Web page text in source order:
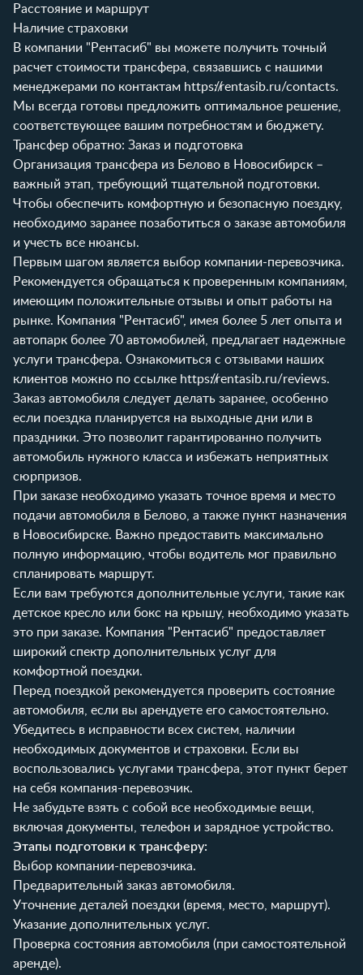
Расстояние и маршрут
Наличие страховки
В компании "Рентасиб" вы можете получить точный
расчет стоимости трансфера, связавшись с нашими
менеджерами по контактам https://rentasib.ru/contacts.
Мы всегда готовы предложить оптимальное решение,
соответствующее вашим потребностям и бюджету.
Трансфер обратно: Заказ и подготовка
Организация трансфера из Белово в Новосибирск –
важный этап, требующий тщательной подготовки.
Чтобы обеспечить комфортную и безопасную поездку,
необходимо заранее позаботиться о заказе автомобиля
и учесть все нюансы.
Первым шагом является выбор компании-перевозчика.
Рекомендуется обращаться к проверенным компаниям,
имеющим положительные отзывы и опыт работы на
рынке. Компания "Рентасиб", имея более 5 лет опыта и
автопарк более 70 автомобилей, предлагает надежные
услуги трансфера. Ознакомиться с отзывами наших
клиентов можно по ссылке https://rentasib.ru/reviews.
Заказ автомобиля следует делать заранее, особенно
если поездка планируется на выходные дни или в
праздники. Это позволит гарантированно получить
автомобиль нужного класса и избежать неприятных
сюрпризов.
При заказе необходимо указать точное время и место
подачи автомобиля в Белово, а также пункт назначения
в Новосибирске. Важно предоставить максимально
полную информацию, чтобы водитель мог правильно
спланировать маршрут.
Если вам требуются дополнительные услуги, такие как
детское кресло или бокс на крышу, необходимо указать
это при заказе. Компания "Рентасиб" предоставляет
широкий спектр дополнительных услуг для
комфортной поездки.
Перед поездкой рекомендуется проверить состояние
автомобиля, если вы арендуете его самостоятельно.
Убедитесь в исправности всех систем, наличии
необходимых документов и страховки. Если вы
воспользовались услугами трансфера, этот пункт берет
на себя компания-перевозчик.
Не забудьте взять с собой все необходимые вещи,
включая документы, телефон и зарядное устройство.
Этапы подготовки к трансферу:
Выбор компании-перевозчика.
Предварительный заказ автомобиля.
Уточнение деталей поездки (время, место, маршрут).
Указание дополнительных услуг.
Проверка состояния автомобиля (при самостоятельной
аренде).